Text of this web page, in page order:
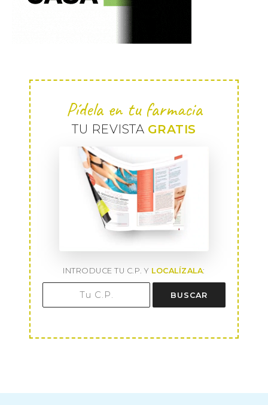
Pídela en tu farmacia
TU REVISTA GRATIS
INTRODUCE TU C.P. Y LOCALÍZALA:
BUSCAR